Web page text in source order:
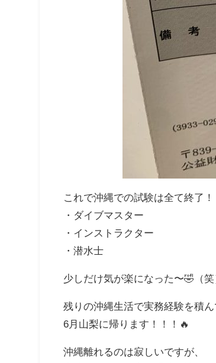
これで沖縄での試験は全て終了！
・ダイブマスター
・インストラクター
・潜水士
少しだけ気が楽になった〜🤣（笑
残りの沖縄生活で実務経験を積ん
6月山梨に帰ります！！！🔥
沖縄離れるのは寂しいですが、